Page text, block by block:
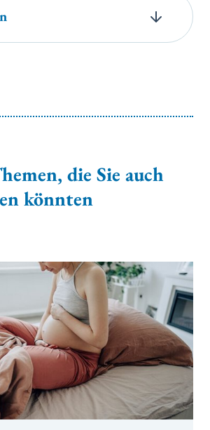
die Sie auch
könnten